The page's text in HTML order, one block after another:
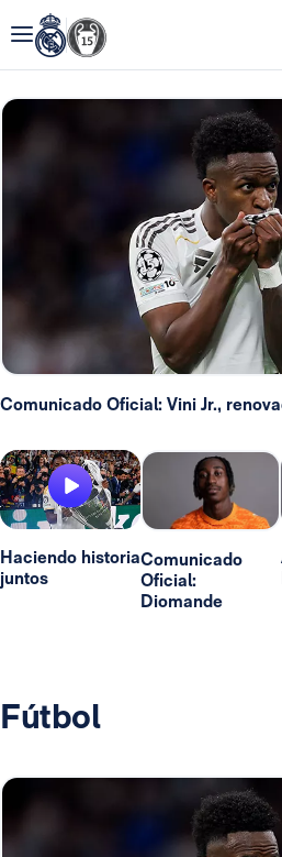
Comunicado Oficial: Vini Jr.,
Haciendo historia
juntos
Comunicado
Oficial:
Diomande
Fútbol